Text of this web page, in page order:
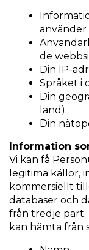
använder
de
Din IP-
Språket i
Din
land);
Din
Information
Vi kan få
legitima källor,
kommersiellt
databaser och
från tredje part.
kan hämta från